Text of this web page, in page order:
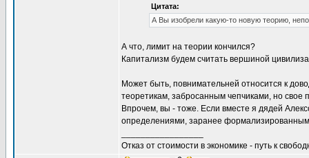
Цитата:
А Вы изобрели какую-то новую теорию,
А что, лимит на теории кончился?
Капитализм будем считать вершиной
Может быть, повнимательней относится к
теоретикам, забросанным чепчиками, но свое
Впрочем, вы - тоже. Если вместе я дядей
определениями, заранее
Отказ от стоимости в экономике - путь к